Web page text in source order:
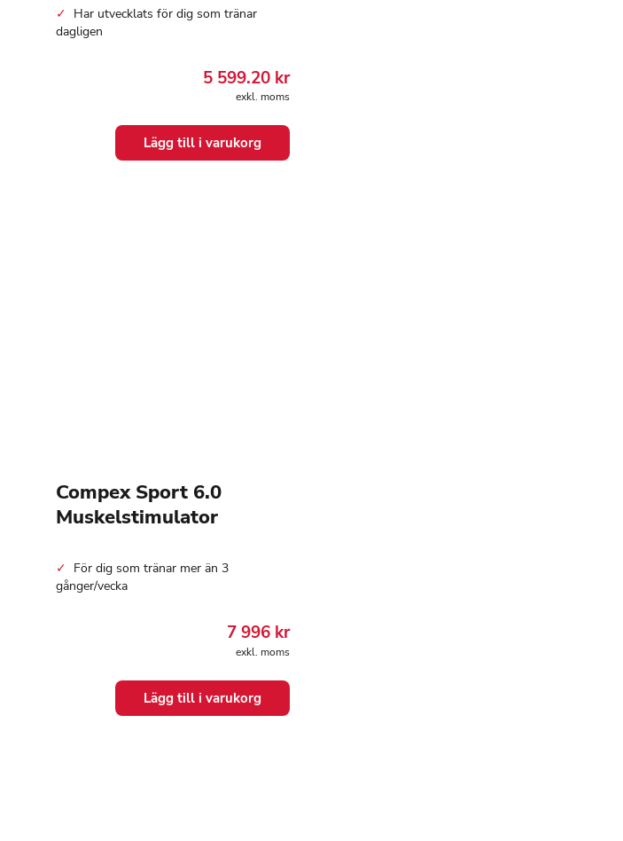
Har utvecklats för dig som tränar
dagligen
5 599.20 kr
exkl. moms
Lägg till i varukorg
Compex Sport 6.0
Muskelstimulator
För dig som tränar mer än 3
gånger/vecka
7 996 kr
exkl. moms
Lägg till i varukorg